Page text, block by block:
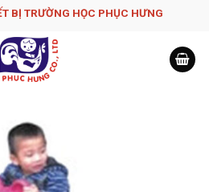
BỊ TRƯỜNG HỌC PHỤC H­ƯNG